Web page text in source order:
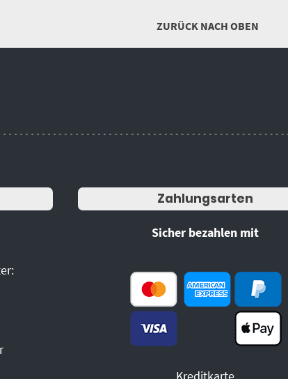
ZURÜCK NACH OBEN
Zahlungsarten
Sicher bezahlen mit
Kreditkarte